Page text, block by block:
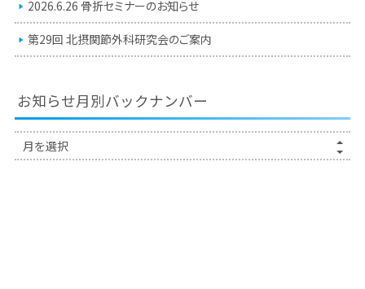
2026.6.26 骨折セミナーのお知らせ
第29回 北摂関節外科研究会のご案内
お知らせ月別バックナンバー